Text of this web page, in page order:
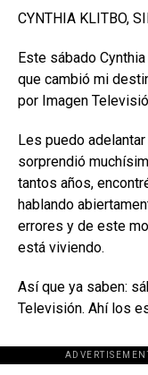
CYNTHIA KLITBO,
Este sábado
que cambió mi
por Imagen
Les puedo
sorprendió
tantos años,
hablando
errores y de este
está viviendo.
Así que ya saben:
Televisión. Ahí los